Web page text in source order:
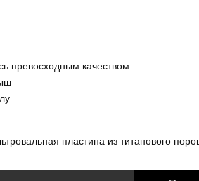
превосходным качеством
пластина из титанового